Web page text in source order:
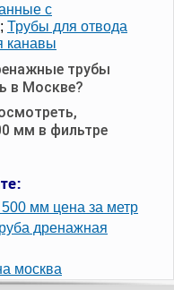
с
; Трубы для отвода
канавы
трубы
в Москве?
мм в фильтре
500 мм цена за метр
дренажная
москва